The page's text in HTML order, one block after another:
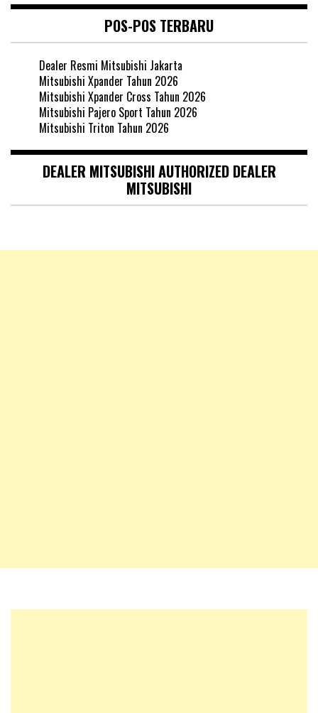
POS-POS TERBARU
Dealer Resmi Mitsubishi Jakarta
Mitsubishi Xpander Tahun 2026
Mitsubishi Xpander Cross Tahun 2026
Mitsubishi Pajero Sport Tahun 2026
Mitsubishi Triton Tahun 2026
DEALER MITSUBISHI AUTHORIZED DEALER
MITSUBISHI